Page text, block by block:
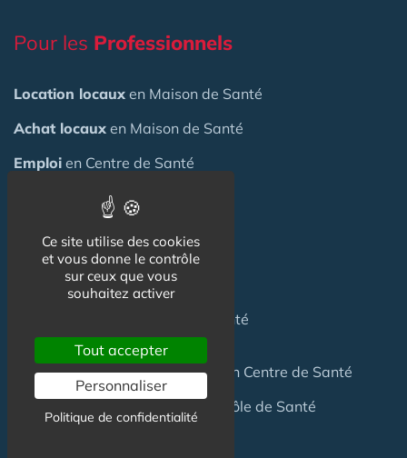
Pour les Professionnels
Location locaux en Maison de Santé
Achat locaux en Maison de Santé
Emploi en Centre de Santé
en Maison de Santé
Créerune Maison de Santé
Financerune Maison de Santé
dans une Maison de Santé
Céderune Maisonde Santéou un Centre de Santé
pour création Maison / Pôle de Santé
Ce site utilise des cookies
et vous donne le contrôle
sur ceux que vous
souhaitez activer
Tout accepter
Personnaliser
Politique de confidentialité